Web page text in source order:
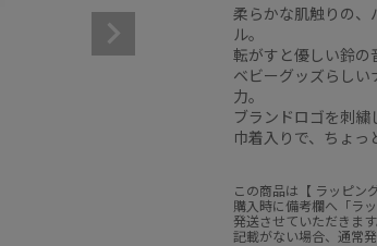
柔らかな肌触りの、
ル。
転がすと優しい鈴の
ベビーグッズらし
力。
ブランドロゴを刺繍
巾着入りで、ちょっ
この商品は【 ラッピン
購入時に備考欄へ「ラ
発送させていただきます
記載がない場合、通常